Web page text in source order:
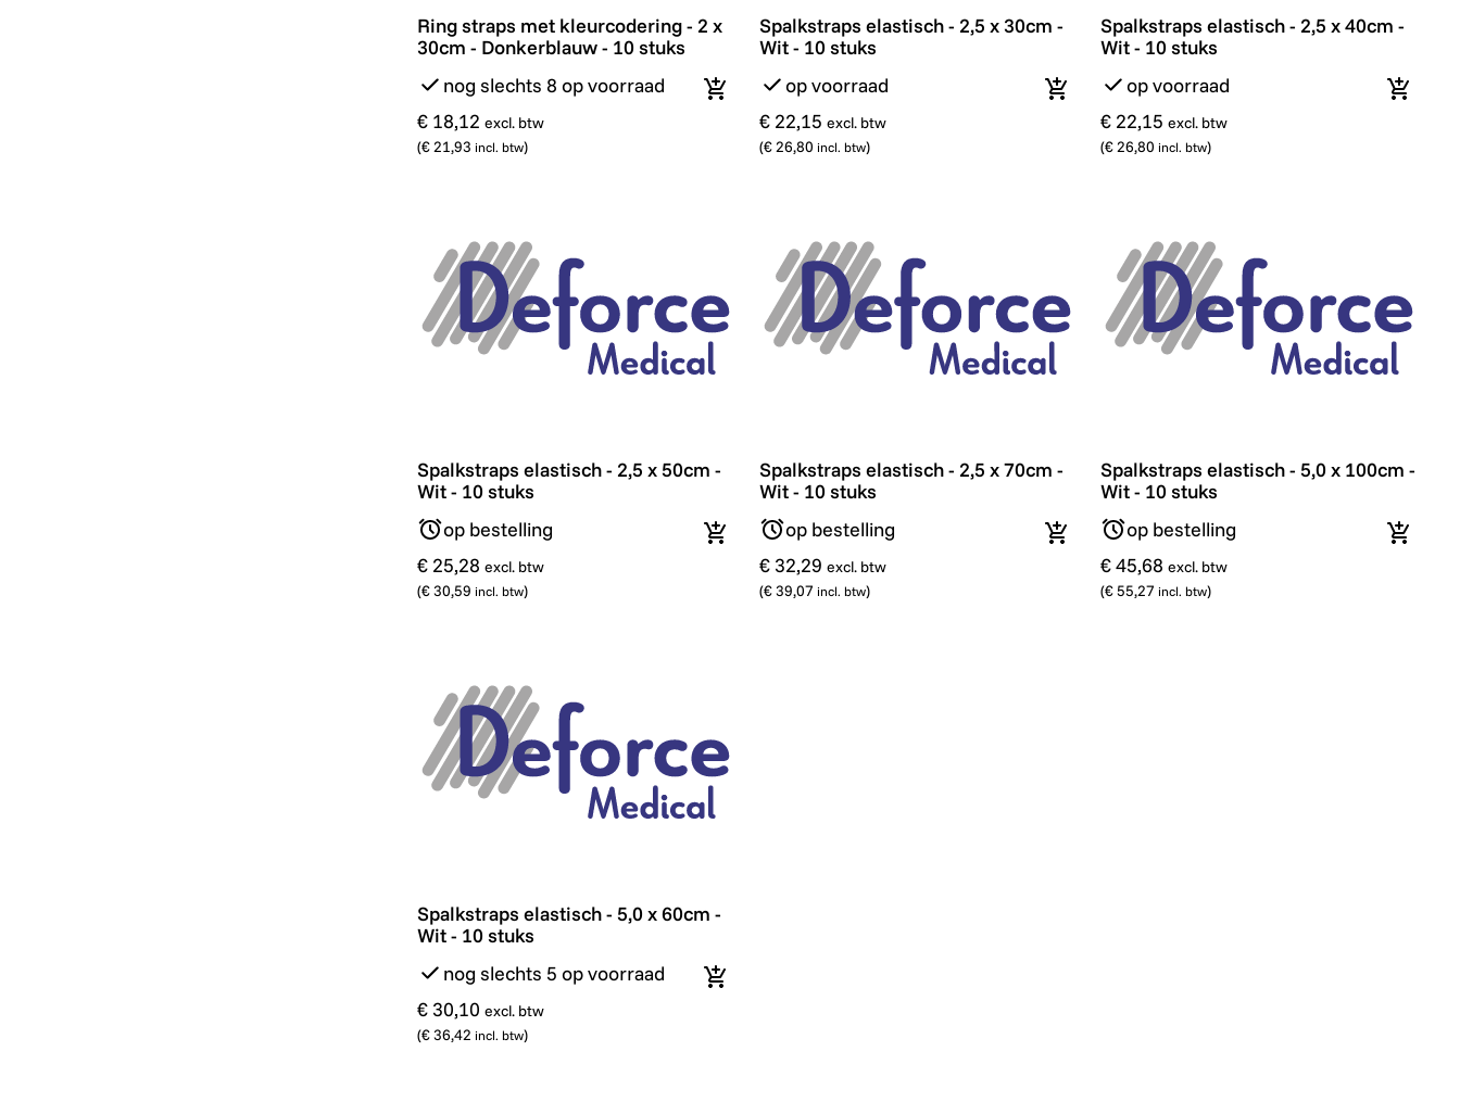
Ring straps met kleurcodering - 2 x 30cm - Donkerblauw - 10 stuks
Ring straps met kleurcodering - 2 x
30cm - Donkerblauw - 10 stuks
nog slechts 8 op voorraad
€ 18,12 excl. btw
(€ 21,93 incl. btw)
In winkelmandje
Spalkstraps elastisch - 2,5 x 30cm - Wit - 10 stuks
Spalkstraps elastisch - 2,5 x 30cm -
Wit - 10 stuks
op voorraad
€ 22,15 excl. btw
(€ 26,80 incl. btw)
In winkelmandje
Spalkstraps elastisch - 2,5 x 40cm - Wit -
Spalkstraps elastisch - 2,5 x 40cm -
Wit - 10 stuks
op voorraad
€ 22,15 excl. btw
(€ 26,80 incl. btw)
In
Spalkstraps elastisch - 2,5 x 50cm - Wit - 10 stuks
Spalkstraps elastisch - 2,5 x 50cm -
Wit - 10 stuks
op bestelling
€ 25,28 excl. btw
(€ 30,59 incl. btw)
In winkelmandje
Spalkstraps elastisch - 2,5 x 70cm - Wit - 10 stuks
Spalkstraps elastisch - 2,5 x 70cm -
Wit - 10 stuks
op bestelling
€ 32,29 excl. btw
(€ 39,07 incl. btw)
In winkelmandje
Spalkstraps elastisch - 5,0 x 100cm - Wit
Spalkstraps elastisch - 5,0 x 100cm -
Wit - 10 stuks
op bestelling
€ 45,68 excl. btw
(€ 55,27 incl. btw)
In
Spalkstraps elastisch - 5,0 x 60cm - Wit - 10 stuks
Spalkstraps elastisch - 5,0 x 60cm -
Wit - 10 stuks
nog slechts 5 op voorraad
€ 30,10 excl. btw
(€ 36,42 incl. btw)
In winkelmandje